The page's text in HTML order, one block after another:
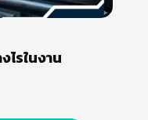
ไรในงาน